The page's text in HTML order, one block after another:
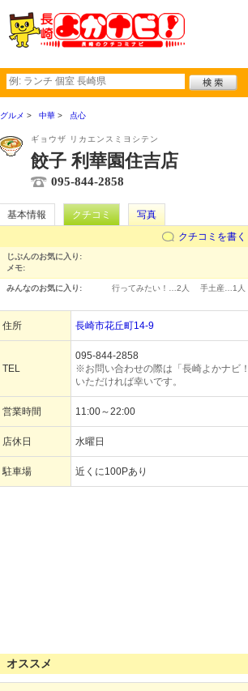
グルメ 中華 点心
ギョウザ リカエンスミヨシテン
餃子 利華園住吉店
095-844-2858
基本情報 クチコミ
写真
クチコミを書く
じぶんのお気に入り:
メモ:
みんなのお気に入り: 行ってみたい！… 2人 手土産… 1人
住所 長崎市花丘町14-9
TEL
095-844-2858
※お問い合わせの際は「長崎よかナビ
いただければ幸いです。
営業時間 11:00～22:00
店休日 水曜日
駐車場 近くに100Pあり
オススメ